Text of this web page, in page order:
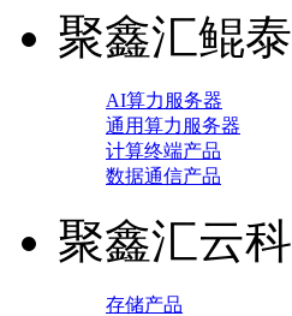
聚鑫汇鲲泰
AI算力服务器
通用算力服务器
计算终端产品
数据通信产品
聚鑫汇云科
存储产品